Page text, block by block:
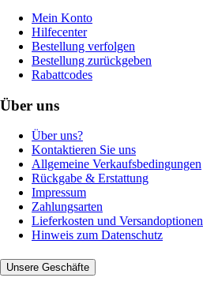
Mein Konto
Hilfecenter
Bestellung verfolgen
Bestellung zurückgeben
Rabattcodes
Über uns
Über uns?
Kontaktieren Sie uns
Allgemeine Verkaufsbedingungen
Rückgabe & Erstattung
Impressum
Zahlungsarten
Lieferkosten und Versandoptionen
Hinweis zum Datenschutz
Unsere Geschäfte